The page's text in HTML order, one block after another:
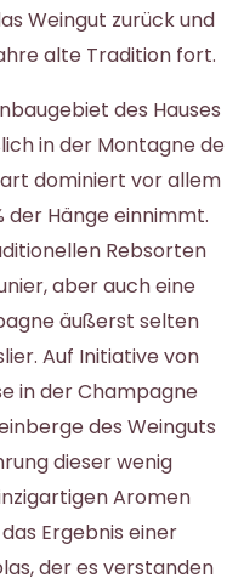
Weingut zurück und
alte Tradition fort.
des Hauses
in der Montagne de
dominiert vor allem
der Hänge einnimmt.
Rebsorten
aber auch eine
äußerst selten
Auf Initiative von
in der Champagne
des Weinguts
dieser wenig
Aromen
Ergebnis einer
der es verstanden